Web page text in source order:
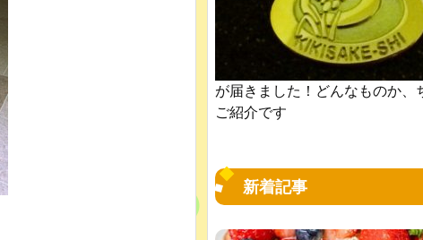
が届きました！どんなものか、
ご紹介です
新着記事